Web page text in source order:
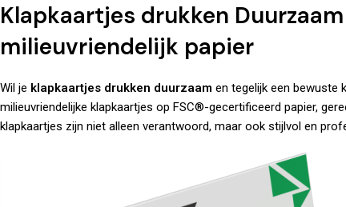
Klapkaartjes drukken
milieuvriendelijk papier
Wil je klapkaartjes drukken duurzaam en tegelijk een bewuste
milieuvriendelijke klapkaartjes op FSC®-gecertificeerd papier,
klapkaartjes zijn niet alleen verantwoord, maar ook stijlvol en